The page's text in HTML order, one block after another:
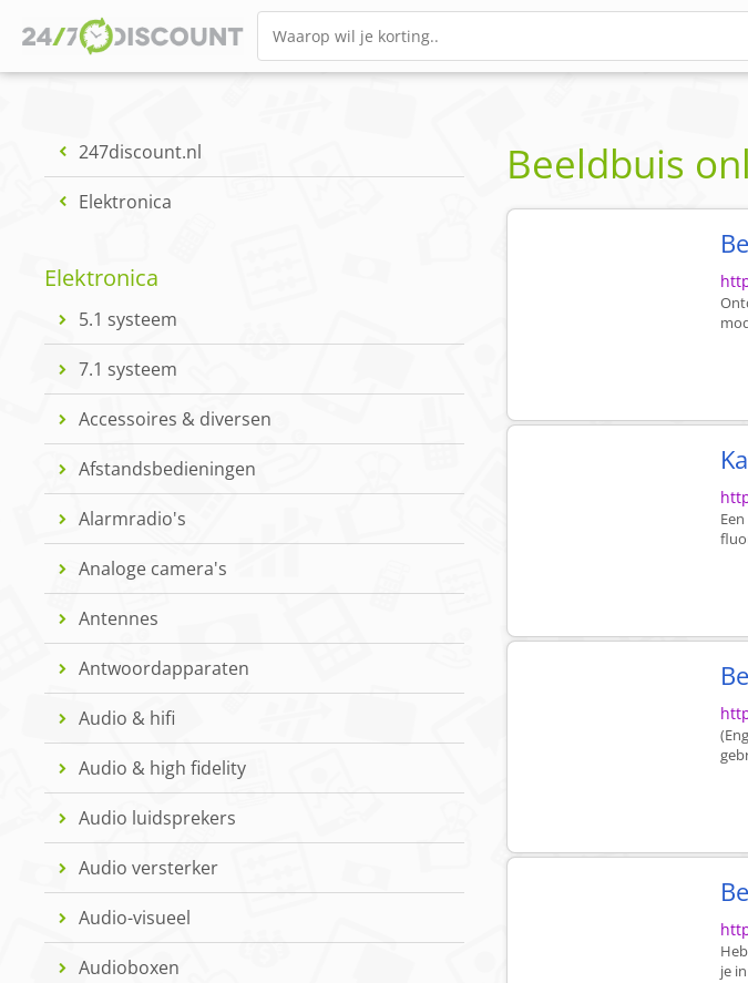
247discount.nl
Elektronica
Elektronica
5.1 systeem
7.1 systeem
Accessoires & diversen
Afstandsbedieningen
Alarmradio's
Analoge camera's
Antennes
Antwoordapparaten
Audio & hifi
Audio & high fidelity
Audio luidsprekers
Audio versterker
Audio-visueel
Audioboxen
Beeldbuis
je